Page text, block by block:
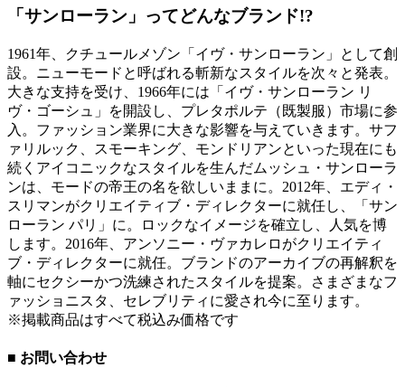
「サンローラン」ってどんなブランド!?
1961年、クチュールメゾン「イヴ・サンローラン」として創
設。ニューモードと呼ばれる斬新なスタイルを次々と発表。
大きな支持を受け、1966年には「イヴ・サンローラン リ
ヴ・ゴーシュ」を開設し、プレタポルテ（既製服）市場に参
入。ファッション業界に大きな影響を与えていきます。サフ
ァリルック、スモーキング、モンドリアンといった現在にも
続くアイコニックなスタイルを生んだムッシュ・サンローラ
ンは、モードの帝王の名を欲しいままに。2012年、エディ・
スリマンがクリエイティブ・ディレクターに就任し、「サン
ローラン パリ」に。ロックなイメージを確立し、人気を博
します。2016年、アンソニー・ヴァカレロがクリエイティ
ブ・ディレクターに就任。ブランドのアーカイブの再解釈を
軸にセクシーかつ洗練されたスタイルを提案。さまざまなフ
ァッショニスタ、セレブリティに愛され今に至ります。
※掲載商品はすべて税込み価格です
■ お問い合わせ